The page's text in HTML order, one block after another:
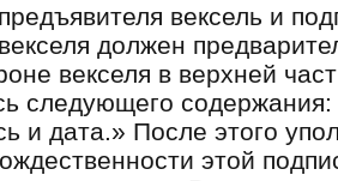
вексель и
должен
векселя в верхней
следующего
и дата.» После этого
этой